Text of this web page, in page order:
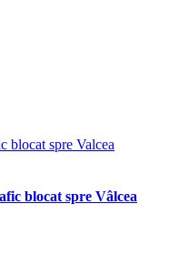
blocat spre Vâlcea